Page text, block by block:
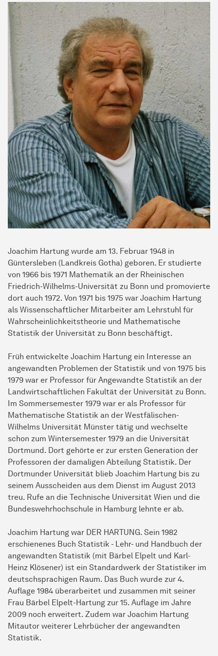
Joachim Hartung wurde am 13. Februar 1948 in
Güntersleben (Landkreis Gotha) geboren. Er studierte
von 1966 bis 1971 Mathematik an der Rheinischen
Friedrich-Wilhelms-Universität zu Bonn und promovierte
dort auch 1972. Von 1971 bis 1975 war Joachim Hartung
als Wissenschaftlicher Mitarbeiter am Lehrstuhl für
Wahrscheinlichkeitstheorie und Mathematische
Statistik der Universität zu Bonn beschäftigt.
Früh entwickelte Joachim Hartung ein Interesse an
angewandten Problemen der Statistik und von 1975 bis
1979 war er Professor für Angewandte Statistik an der
Landwirtschaftlichen Fakultät der Universität zu Bonn.
Im Sommersemester 1979 war er als Professor für
Mathematische Statistik an der Westfälischen-
Wilhelms Universität Münster tätig und wechselte
schon zum Wintersemester 1979 an die Universität
Dortmund. Dort gehörte er zur ersten Generation der
Professoren der damaligen Abteilung Statistik. Der
Dortmunder Universität blieb Joachim Hartung bis zu
seinem Ausscheiden aus dem Dienst im August 2013
treu. Rufe an die Technische Universität Wien und die
Bundeswehrhochschule in Hamburg lehnte er ab.
Joachim Hartung war DER HARTUNG. Sein 1982
erschienenes Buch Statistik - Lehr- und Handbuch der
angewandten Statistik (mit Bärbel Elpelt und Karl-
Heinz Klösener) ist ein Standardwerk der Statistiker im
deutschsprachigen Raum. Das Buch wurde zur 4.
Auflage 1984 überarbeitet und zusammen mit seiner
Frau Bärbel Elpelt-Hartung zur 15. Auflage im Jahre
2009 noch erweitert. Zudem war Joachim Hartung
Mitautor weiterer Lehrbücher der angewandten
Statistik.